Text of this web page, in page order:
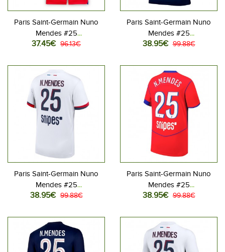
Paris Saint-Germain Nuno
Mendes #25
Jalkapallovaatteet Lasten
Lyhythihainen (+ Lyhyet
housut)
37.45€ 96.13€
Paris Saint-Germain Nuno
Mendes #25
Jalkapallovaatteet Kotipaita
38.95€ 99.88€
Paris Saint-Germain Nuno
Mendes #25
Jalkapallovaatteet Vieraspaita
38.95€ 99.88€
Paris Saint-Germain Nuno
Mendes #25
Jalkapallovaatteet
Lyhythihainen
38.95€ 99.88€